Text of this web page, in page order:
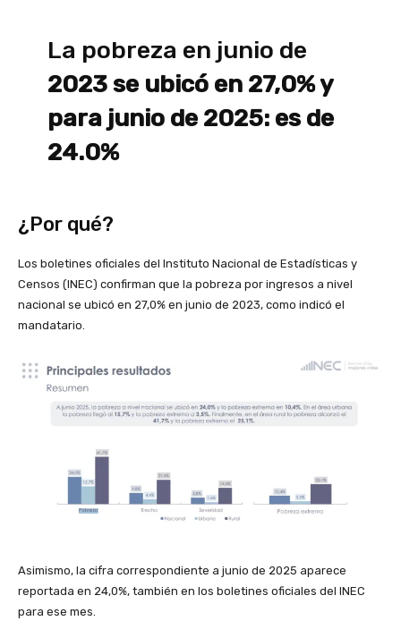
La pobreza en junio de
2023 se ubicó en 27,0% y
para junio de 2025: es de
24.0%
¿Por qué?
Los boletines oficiales del Instituto Nacional de Estadísticas y
Censos (INEC) confirman que la pobreza por ingresos a nivel
nacional se ubicó en 27,0% en junio de 2023, como indicó el
mandatario.
Asimismo, la cifra correspondiente a junio de 2025 aparece
reportada en 24,0%, también en los boletines oficiales del INEC
para ese mes.